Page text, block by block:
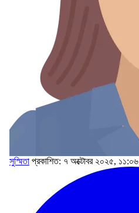
সুস্মিতা প্রকাশিত: ৭ অক্টোবর ২০২৫, ১১:০৬